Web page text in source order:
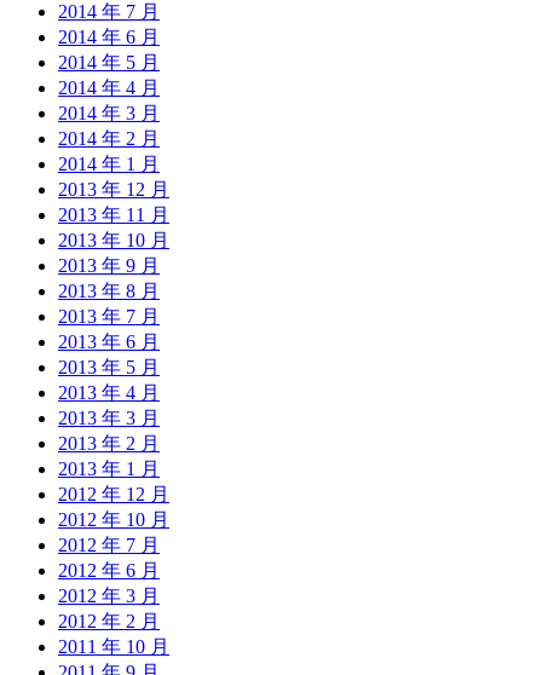
2014 年 7 月
2014 年 6 月
2014 年 5 月
2014 年 4 月
2014 年 3 月
2014 年 2 月
2014 年 1 月
2013 年 12 月
2013 年 11 月
2013 年 10 月
2013 年 9 月
2013 年 8 月
2013 年 7 月
2013 年 6 月
2013 年 5 月
2013 年 4 月
2013 年 3 月
2013 年 2 月
2013 年 1 月
2012 年 12 月
2012 年 10 月
2012 年 7 月
2012 年 6 月
2012 年 3 月
2012 年 2 月
2011 年 10 月